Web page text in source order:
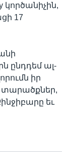
կործանիչին,
17
ընդդեմ ալ-
իր
տարածքներ,
եւ